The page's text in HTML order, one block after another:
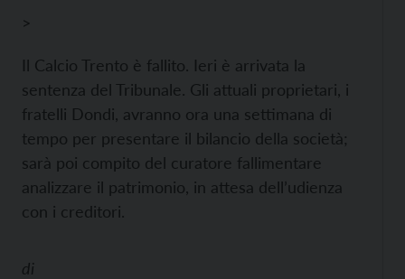
>
Il Calcio Trento è fallito. Ieri è arrivata la
sentenza del Tribunale. Gli attuali proprietari, i
fratelli Dondi, avranno ora una settimana di
tempo per presentare il bilancio della società;
sarà poi compito del curatore fallimentare
analizzare il patrimonio, in attesa dell’udienza
con i creditori.
di